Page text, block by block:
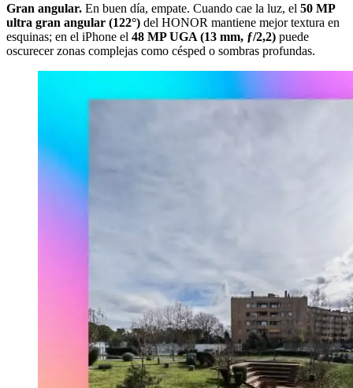
Gran angular. En buen día, empate. Cuando cae la luz, el 50 MP
ultra gran angular (122°) del HONOR mantiene mejor textura en
esquinas; en el iPhone el 48 MP UGA (13 mm, ƒ/2,2) puede
oscurecer zonas complejas como césped o sombras profundas.